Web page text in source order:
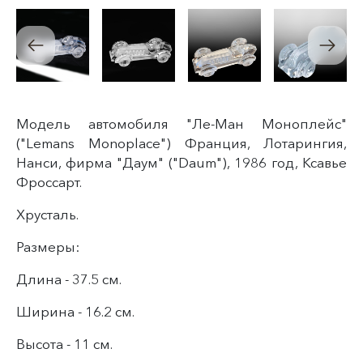
Модель автомобиля "Ле-Ман Моноплейс"
("Lemans Monoplace") Франция, Лотарингия,
Нанси, фирма "Даум" ("Daum"), 1986 год, Ксавье
Фроссарт.
Хрусталь.
Размеры:
Длина - 37.5 см.
Ширина - 16.2 см.
Высота - 11 см.